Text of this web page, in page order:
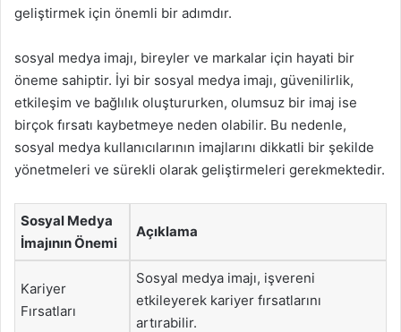
geliştirmek için önemli bir adımdır.
sosyal medya imajı, bireyler ve markalar için hayati bir
öneme sahiptir. İyi bir sosyal medya imajı, güvenilirlik,
etkileşim ve bağlılık oluştururken, olumsuz bir imaj ise
birçok fırsatı kaybetmeye neden olabilir. Bu nedenle,
sosyal medya kullanıcılarının imajlarını dikkatli bir şekilde
yönetmeleri ve sürekli olarak geliştirmeleri gerekmektedir.
Sosyal Medya
İmajının Önemi
Açıklama
Kariyer
Fırsatları
Sosyal medya imajı, işvereni
etkileyerek kariyer fırsatlarını
artırabilir.